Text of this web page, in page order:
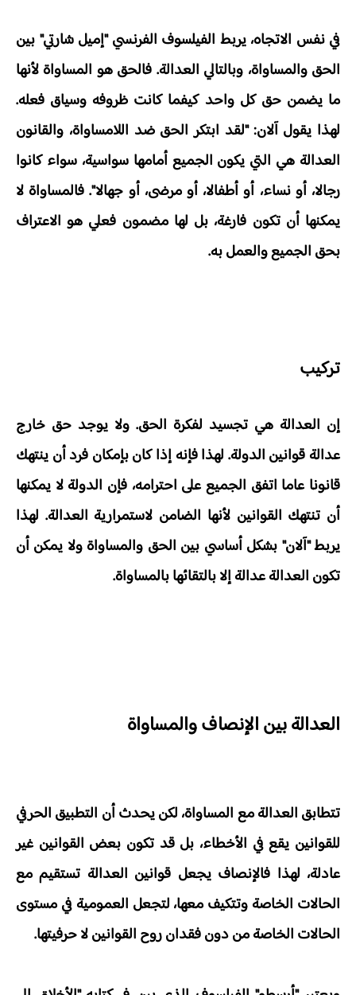
في نفس الاتجاه، يربط الفيلسوف الفرنسي "إميل شارتي" بين
الحق والمساواة، وبالتالي العدالة. فالحق هو المساواة لأنها
ما يضمن حق كل واحد كيفما كانت ظروفه وسياق فعله.
لهذا يقول آلان: "لقد ابتكر الحق ضد اللامساواة، والقانون
العدالة هي التي يكون الجميع أمامها سواسية، سواء كانوا
رجالا، أو نساء، أو أطفالا، أو مرضى، أو جهالا". فالمساواة لا
يمكنها أن تكون فارغة، بل لها مضمون فعلي هو الاعتراف
بحق الجميع والعمل به.
تركيب
إن العدالة هي تجسيد لفكرة الحق. ولا يوجد حق خارج
عدالة قوانين الدولة. لهذا فإنه إذا كان بإمكان فرد أن ينتهك
قانونا عاما اتفق الجميع على احترامه، فإن الدولة لا يمكنها
أن تنتهك القوانين لأنها الضامن لاستمرارية العدالة. لهذا
يربط "آلان" بشكل أساسي بين الحق والمساواة ولا يمكن أن
تكون العدالة عدالة إلا بالتقائها بالمساواة.
العدالة بين الإنصاف والمساواة
تتطابق العدالة مع المساواة، لكن يحدث أن التطبيق الحرفي
للقوانين يقع في الأخطاء، بل قد تكون بعض القوانين غير
عادلة، لهذا فالإنصاف يجعل قوانين العدالة تستقيم مع
الحالات الخاصة وتتكيف معها، لتجعل العمومية في مستوى
الحالات الخاصة من دون فقدان روح القوانين لا حرفيتها.